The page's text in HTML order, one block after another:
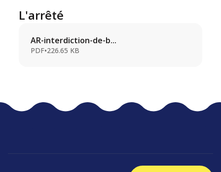
L'arrêté
AR-interdiction-de-b...
PDF•226.65 KB